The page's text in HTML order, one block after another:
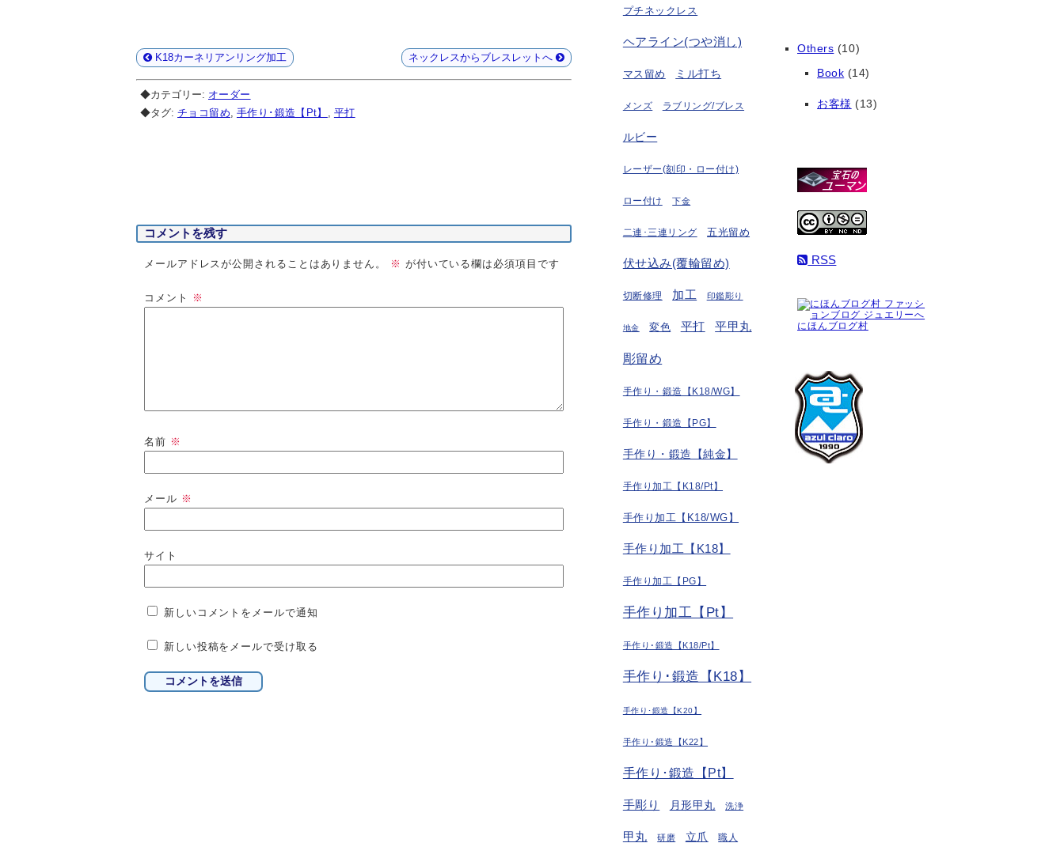
K18カーネリアンリング加工 ネックレスからブレスレットへ
◆カテゴリー: オーダー
◆タグ: チョコ留め 手作り･鍛造【Pt】 平打
コメントを残す
メールアドレスが公開されることはありません。 ※ が付いている欄は必須項目です
コメント ※
名前 ※
メール ※
サイト
新しいコメントをメールで通知
新しい投稿をメールで受け取る
プチネックレス
ヘアライン(つや消し)
マス留め ミル打ち
メンズ ラブリング/ブレス
ルビー
レーザー(刻印・ロー付け)
ロー付け 下金
二連･三連リング 五光留め
伏せ込み(覆輪留め)
切断修理 加工 印鑑彫り
地金 変色 平打 平甲丸
彫留め
手作り・鍛造【K18/WG】
手作り・鍛造【PG】
手作り・鍛造【純金】
手作り加工【K18/Pt】
手作り加工【K18/WG】
手作り加工【K18】
手作り加工【PG】
手作り加工【Pt】
手作り･鍛造【K18/Pt】
手作り･鍛造【K18】
手作り･鍛造【K20】
手作り･鍛造【K22】
手作り･鍛造【Pt】
手彫り 月形甲丸 洗浄
甲丸 研磨 立爪 職人
Others (10)
Book (14)
お客様 (13)
RSS
にほんブログ村